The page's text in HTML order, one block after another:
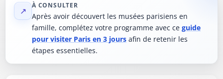
↗
À CONSULTER
Après avoir découvert les musées parisiens en
famille, complétez votre programme avec ce guide
pour visiter Paris en 3 jours afin de retenir les
étapes essentielles.